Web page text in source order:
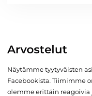
Arvostelut
Näytämme tyytyväisten
Facebookista. Tiimimme
olemme erittäin